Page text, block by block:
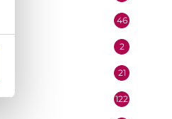
46
2
21
122